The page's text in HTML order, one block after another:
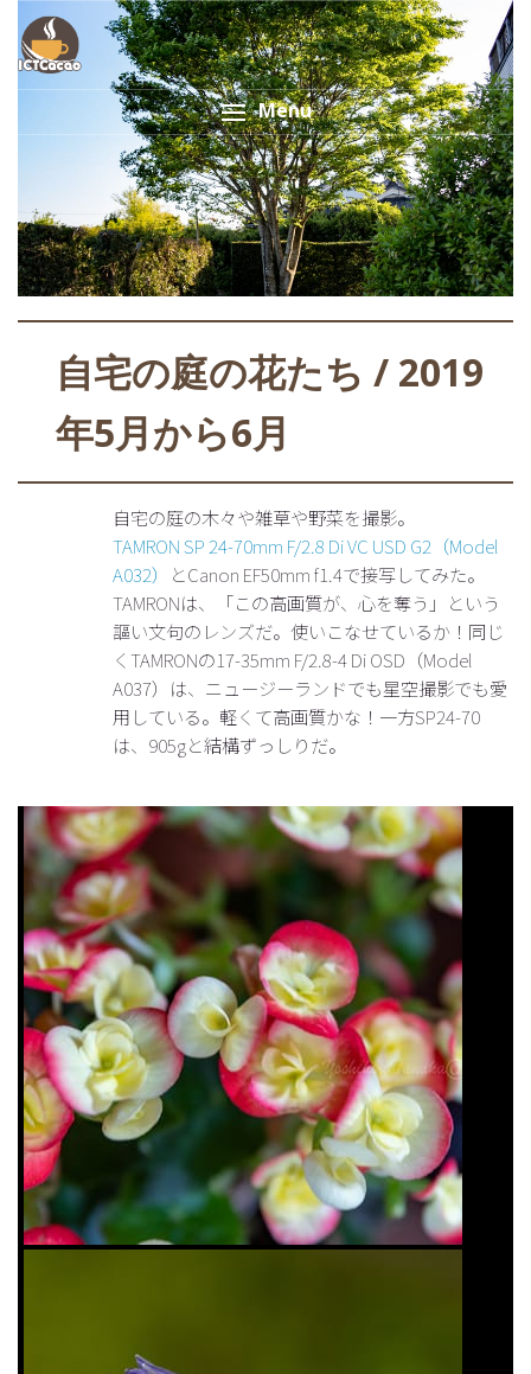
Menu
自宅の庭の花たち / 2019
年5月から6月
自宅の庭の木々や雑草や野菜を撮影。
TAMRON SP 24-70mm F/2.8 Di VC USD G2（Model
A032）
とCanon EF50mm f1.4で接写してみた。
TAMRONは、「この高画質が、心を奪う」という
謳い文句のレンズだ。使いこなせているか！同じ
くTAMRONの17-35mm F/2.8-4 Di OSD（Model
A037）は、ニュージーランドでも星空撮影でも愛
用している。軽くて高画質かな！一方SP24-70
は、905gと結構ずっしりだ。